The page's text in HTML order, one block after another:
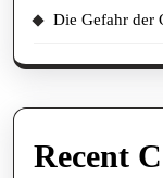
Die Gefahr der
Recent